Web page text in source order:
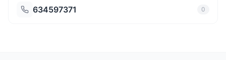
634597371 0